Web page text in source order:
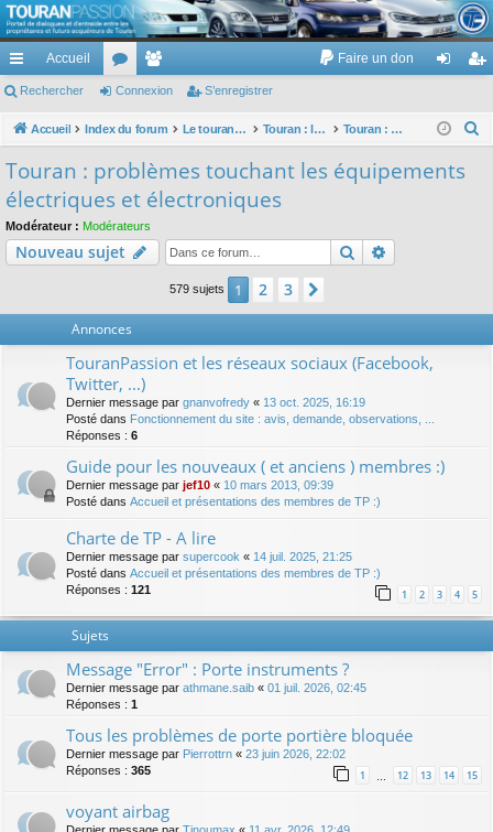
TouranPassion
Le forum des propriétaires ou futurs acquéreurs du Volkswagen Touran
cc
ès
pi
de
Accueil
or
u
e
m
es
Faire un don
ne nr
Rechercher Connexion S’enregistrer
Accueil Index du forum Le touran dans ses versions I (V1 V2 V3) et II ... Touran : les équipements électriques et électroniques Touran : problèmes touchant les équipements électriques et électroniques
r
Touran : problèmes touchant les équipements
électriques et électroniques
Modérateur : Modérateurs
Nouveau sujet Rechercher
579 sujets 1 2 3
Annonces
TouranPassion et les réseaux sociaux (Facebook,
Twitter, ...)
Dernier message par gnanvofredy « 13 oct. 2025, 16:19
Posté dans Fonctionnement du site : avis, demande, observations, ...
Réponses : 6
Guide pour les nouveaux ( et anciens ) membres :)
Dernier message par jef10 « 10 mars 2013, 09:39
Posté dans Accueil et présentations des membres de TP :)
Charte de TP - A lire
Dernier message par supercook « 14 juil. 2025, 21:25
Posté dans Accueil et présentations des membres de TP :)
Réponses : 121 1 2 3 4 5
Sujets
Message "Error" : Porte instruments ?
Dernier message par athmane.saib « 01 juil. 2026, 02:45
Réponses : 1
Tous les problèmes de porte portière bloquée
Dernier message par Pierrottrn « 23 juin 2026, 22:02
Réponses : 365 1 … 12 13 14 15
voyant airbag